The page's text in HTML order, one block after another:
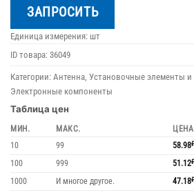
ЗАПРОСИТЬ
Единица измерения: шт
ID товара: 36049
Категории: Антенна, Установочные элементы и
Электронные компоненты
Таблица цен
МИН. МАКС.
10
99 58.98₽
100 999 51.12₽
1000 И многое другое. 47.18₽